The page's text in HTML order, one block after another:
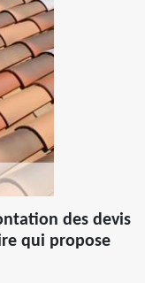
des devis
qui propose